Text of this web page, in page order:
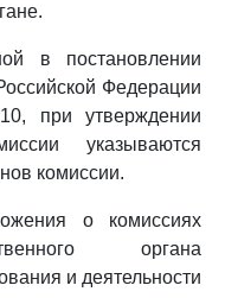
в постановлении
Федерации
при утверждении
указываются
комиссии.
о комиссиях
органа
и деятельности